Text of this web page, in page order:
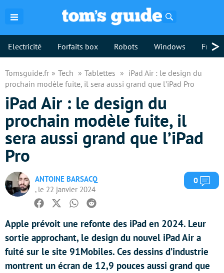
Electricité Forfaits box Robots Windows >
Tomsguide.fr Tech Tablettes
iPad Air : le design du
prochain modèle fuite, il sera aussi grand que l’iPad Pro
iPad Air : le design du
prochain modèle fuite, il
sera aussi grand que l’iPad
Pro
ANTOINE BARSACQ
, le 22 janvier 2024
0
Facebook
TwitterWhatsapp
Reddit
Apple prévoit une refonte des iPad en 2024. Leur
sortie approchant, le design du nouvel iPad Air a
fuité sur le site 91Mobiles. Ces dessins d’industrie
montrent un écran de 12,9 pouces aussi grand que